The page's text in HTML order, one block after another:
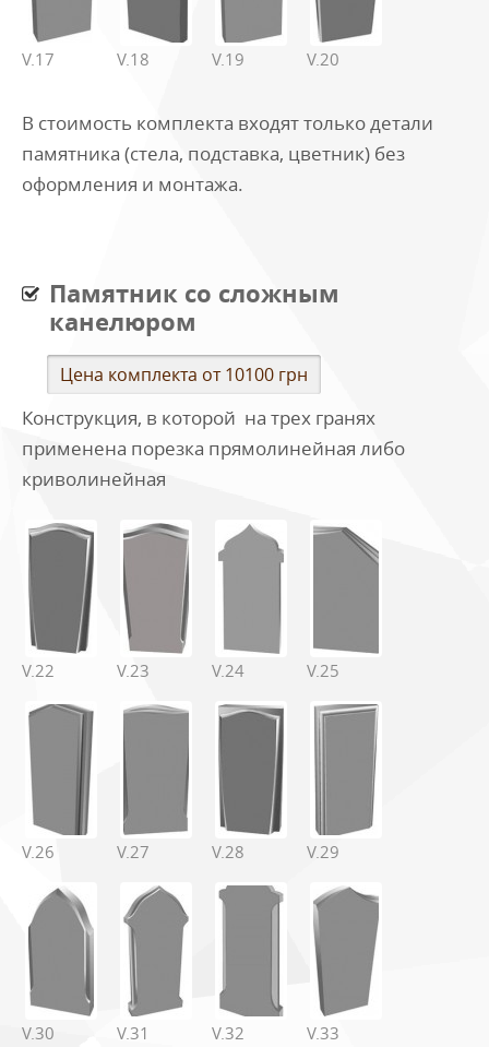
V.17 V.18 V.19 V.20
В стоимость комплекта входят только детали
памятника (стела, подставка, цветник) без
оформления и монтажа.
Памятник со сложным
канелюром
Цена комплекта от 10100 грн
Конструкция, в которой на трех гранях
применена порезка прямолинейная либо
криволинейная
V.22 V.23 V.24 V.25
V.26 V.27 V.28 V.29
V.30 V.31 V.32 V.33